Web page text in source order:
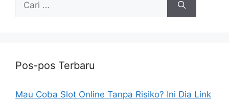
untuk:
Pos-pos Terbaru
Mau Coba Slot Online Tanpa Risiko? Ini Dia Link